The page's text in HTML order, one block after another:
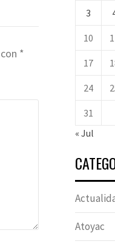
*
3
10
17
24
31
« Jul
Atoyac